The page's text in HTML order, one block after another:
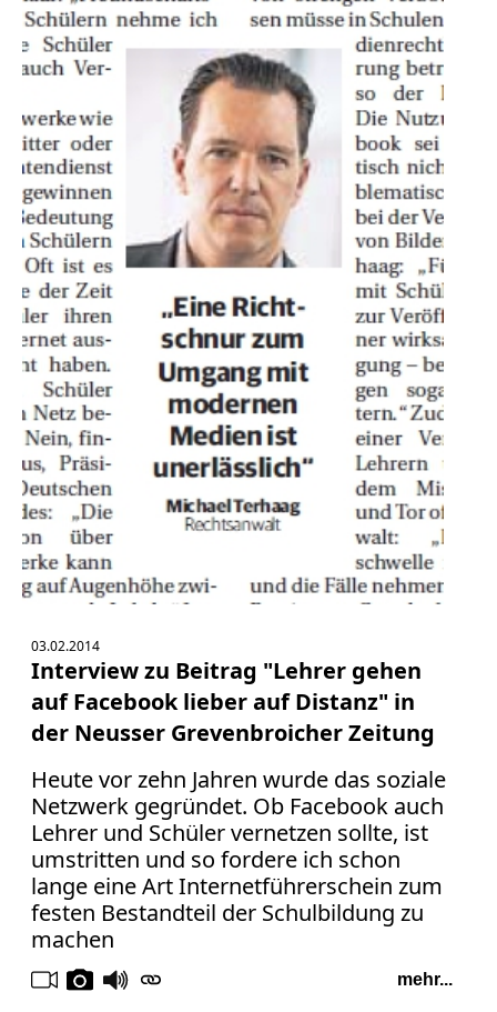
03.02.2014
Interview zu Beitrag "Lehrer gehen
auf Facebook lieber auf Distanz" in
der Neusser Grevenbroicher Zeitung
Heute vor zehn Jahren wurde das soziale
Netzwerk gegründet. Ob Facebook auch
Lehrer und Schüler vernetzen sollte, ist
umstritten und so fordere ich schon
lange eine Art Internetführerschein zum
festen Bestandteil der Schulbildung zu
machen
mehr...
Tagesspiegel
Urheberrecht
Verbraucherrecht
Volle
Kanne
WDR
Werbung
Wettbewerbsrecht
ZDF
online
print